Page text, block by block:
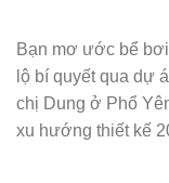
Bạn mơ ước bể
lộ bí quyết qua dự
chị Dung ở Phổ
xu hướng thiết kế